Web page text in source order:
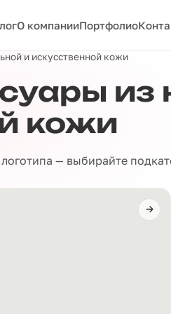
О компанииПортфолио
и искусственной кожи
из
кожи
— выбирайте